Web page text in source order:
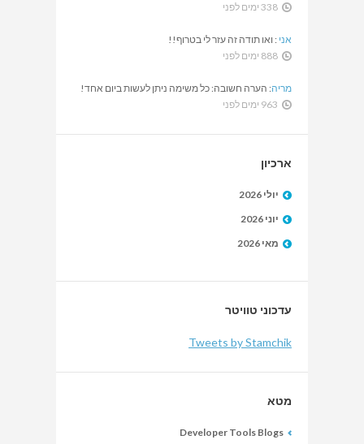
338 ימים לפני
אני : ואו תודה זה עזר לי בטרוף!!
888 ימים לפני
מריה: הערה חשובה: כל משימה ניתן לעשות ביום אחד!
963 ימים לפני
ארכיון
יולי 2026
יוני 2026
מאי 2026
עדכוני טוויטר
Tweets by Stamchik
מטא
Developer Tools Blogs